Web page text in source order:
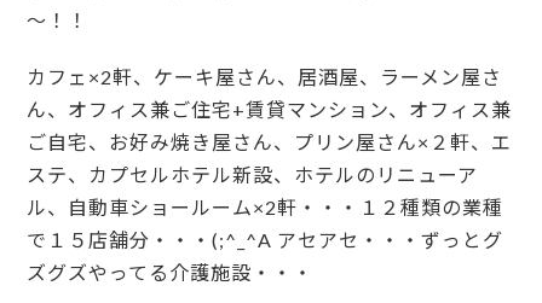
～！！
カフェ×2軒、ケーキ屋さん、居酒屋、ラーメン屋さ
ん、オフィス兼ご住宅+賃貸マンション、オフィス兼
ご自宅、お好み焼き屋さん、プリン屋さん×２軒、エ
ステ、カプセルホテル新設、ホテルのリニューア
ル、自動車ショールーム×2軒・・・１２種類の業種
で１５店舗分・・・(;^_^A アセアセ・・・ずっとグ
ズグズやってる介護施設・・・